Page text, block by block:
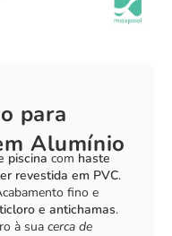
para
Alumínio
piscina com haste
revestida em PVC.
fino e
e antichamas.
à sua cerca de